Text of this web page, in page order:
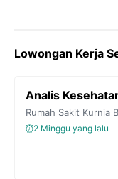
Lowongan Kerja
Analis
Rumah Sakit Kurnia
2 Minggu yang lalu